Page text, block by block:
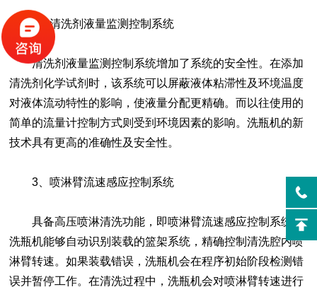
2、清洗剂液量监测控制系统
清洗剂液量监测控制系统增加了系统的安全性。在添加
清洗剂化学试剂时，该系统可以屏蔽液体粘滞性及环境温度
对液体流动特性的影响，使液量分配更精确。而以往使用的
简单的流量计控制方式则受到环境因素的影响。洗瓶机的新
技术具有更高的准确性及安全性。
3、喷淋臂流速感应控制系统
具备高压喷淋清洗功能，即喷淋臂流速感应控制系统，
洗瓶机能够自动识别装载的篮架系统，精确控制清洗腔内喷
淋臂转速。如果装载错误，洗瓶机会在程序初始阶段检测错
误并暂停工作。在清洗过程中，洗瓶机会对喷淋臂转速进行